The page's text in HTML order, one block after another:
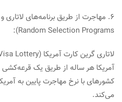
Random Selection Programs):
آمریکا هر ساله از طریق یک قرعه‌کشی
کشورهای با نرخ مهاجرت پایین به
می‌کند.